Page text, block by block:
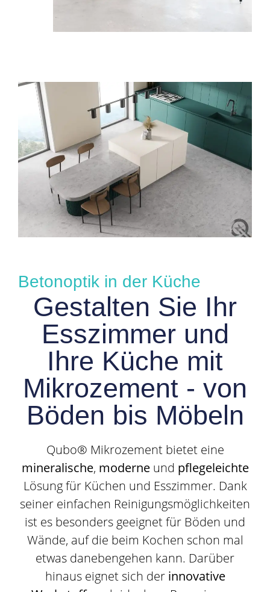
Betonoptik in der Küche
Gestalten Sie Ihr
Esszimmer und
Ihre Küche mit
Mikrozement - von
Böden bis Möbeln
Qubo® Mikrozement bietet eine
mineralische, moderneund pflegeleichte
Lösung für Küchen und Esszimmer. Dank
seiner einfachen Reinigungsmöglichkeiten
ist es besonders geeignet für Böden und
Wände, auf die beim Kochen schon mal
etwas danebengehen kann. Darüber
hinaus eignet sich der innovative